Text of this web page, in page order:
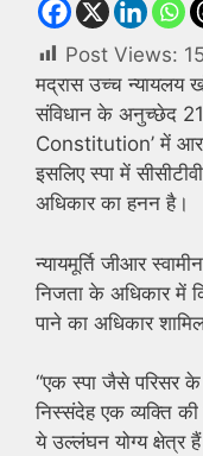
Post Views:
मद्रास उच्च न्यायलय
संविधान के अनुच्छेद
Constitution’ में
इसलिए स्पा में
अधिकार का हनन है।
न्यायमूर्ति जीआर
निजता के अधिकार में
पाने का अधिकार
“एक स्पा जैसे परिसर
निस्संदेह एक व्यक्ति की
ये उल्लंघन योग्य क्षेत्र